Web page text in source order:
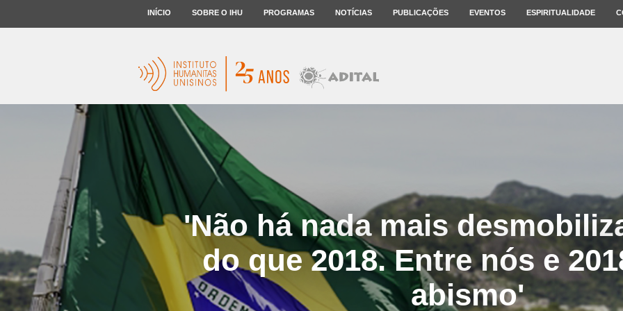
INÍCIO SOBRE O IHU PROGRAMAS NOTÍCIAS PUBLICAÇÕES EVENTOS ESPIRITUALIDADE
'Não há nada mais
do que 2018. Entre nós e
abismo'